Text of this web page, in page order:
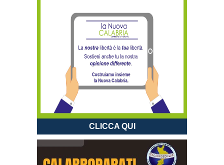
CLICCA QUI